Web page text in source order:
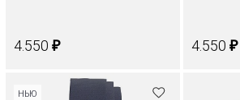
4.550 ₽ 4.550 ₽
НЬЮ